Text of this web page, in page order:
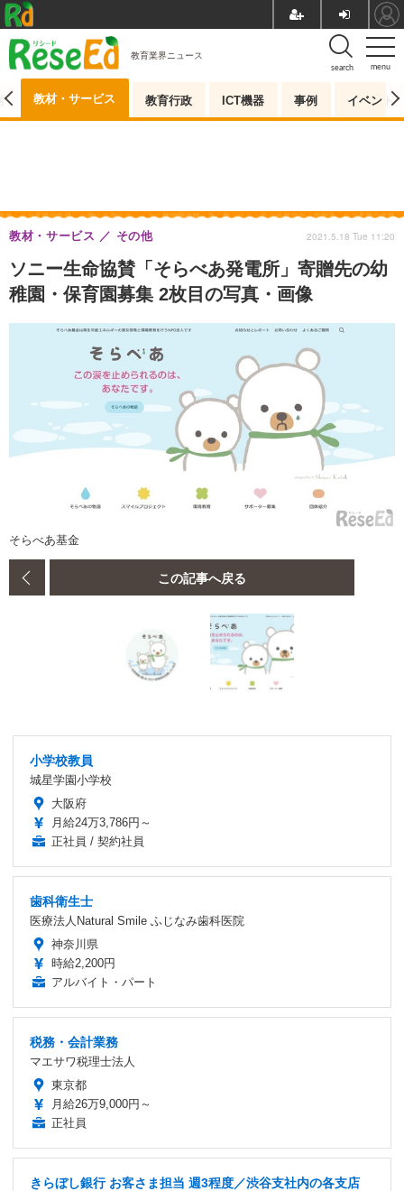
menu
search
教育業界ニュース
教材・サービス 教育行政 ICT機器 事例 イベント
ソニー生命協賛「そらべあ発電所」寄贈先の幼
稚園・保育園募集 2枚目の写真・画像
教材・サービス その他 2021.5.18 Tue 11:20
そらべあ基金
この記事へ戻る
小学校教員
城星学園小学校
大阪府
月給24万3,786円～
正社員 / 契約社員
歯科衛生士
医療法人Natural Smile ふじなみ歯科医院
神奈川県
時給2,200円
アルバイト・パート
税務・会計業務
マエサワ税理士法人
東京都
月給26万9,000円～
正社員
きらぼし銀行 お客さま担当 週3程度／渋谷支社内の各支店